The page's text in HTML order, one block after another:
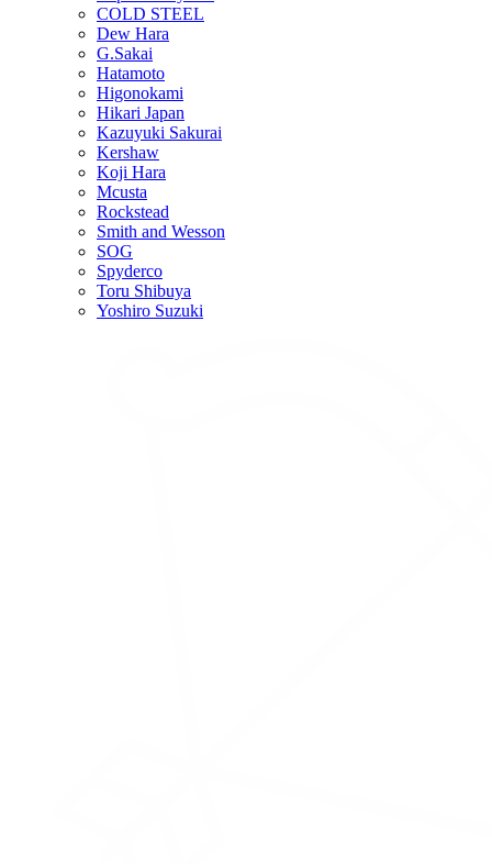
COLD STEEL
Dew Hara
G.Sakai
Hatamoto
Higonokami
Hikari Japan
Kazuyuki Sakurai
Kershaw
Koji Hara
Mcusta
Rockstead
Smith and Wesson
SOG
Spyderco
Toru Shibuya
Yoshiro Suzuki